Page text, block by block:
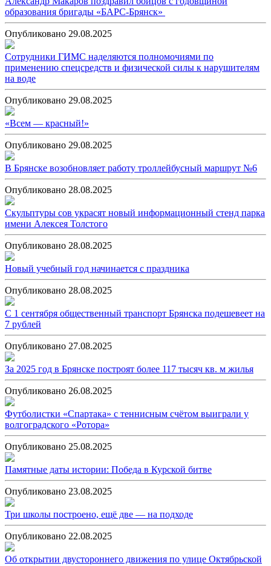
образования бригады «БАРС-Брянск»
Опубликовано 29.08.2025
Сотрудники ГИМС наделяются полномочиями по
применению спецсредств и физической силы к нарушителям
на воде
Опубликовано 29.08.2025
«Всем — красный!»
Опубликовано 29.08.2025
В Брянске возобновляет работу троллейбусный маршрут №6
Опубликовано 28.08.2025
Скульптуры сов украсят новый информационный стенд парка
имени Алексея Толстого
Опубликовано 28.08.2025
Новый учебный год начинается с праздника
Опубликовано 28.08.2025
С 1 сентября общественный транспорт Брянска подешевеет на
7 рублей
Опубликовано 27.08.2025
За 2025 год в Брянске построят более 117 тысяч кв. м жилья
Опубликовано 26.08.2025
Футболистки «Спартака» с теннисным счётом выиграли у
волгоградского «Ротора»
Опубликовано 25.08.2025
Памятные даты истории: Победа в Курской битве
Опубликовано 23.08.2025
Три школы построено, ещё две — на подходе
Опубликовано 22.08.2025
Об открытии двустороннего движения по улице Октябрьской